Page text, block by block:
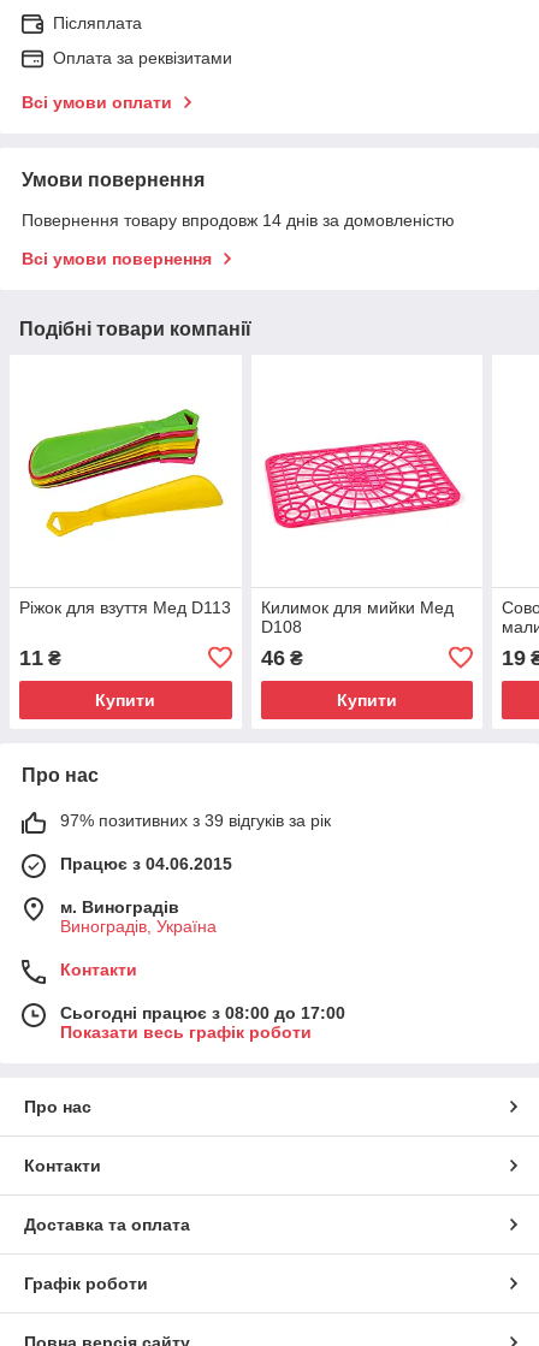
Післяплата
Оплата за реквізитами
Всі умови оплати
Умови повернення
Повернення товару впродовж 14 днів за домовленістю
Всі умови повернення
Подібні товари компанії
Ріжок для взуття Мед D113
11 ₴
Купити
Килимок для мийки Мед
D108
46₴
Купити
19
Про нас
97% позитивних з 39 відгуків за рік
Працює з 04.06.2015
м. Виноградів
Виноградів, Україна
Контакти
Сьогодні працює з 08:00 до 17:00
Показати весь графік роботи
Про нас
Контакти
Доставка та оплата
Графік роботи